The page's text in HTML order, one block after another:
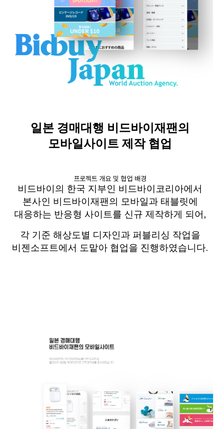
일본 경매대행 비드바이재팬의
모바일사이트 제작 협업
프로젝트 개요 및 협업 배경
비드바이의 한국 지부인 비드바이코리아에서
본사인 비드바이재팬의
모바일과 태블릿에
대응하는 반응형 사이트를 신규 제작하게 되어 ,
각 기준 해상도별 디자인과 퍼블리싱 작업을
비젠소프트에서 도맡아 협업을 진행하였습니다.